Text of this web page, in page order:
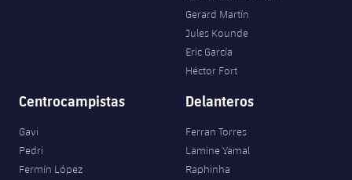
Gerard Martín
Jules Kounde
Eric García
Héctor Fort
Centrocampistas
Gavi
Pedri
Fermín López
Delanteros
Ferran Torres
Lamine Yamal
Raphinha